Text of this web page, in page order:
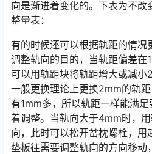
向是渐进着变化的。下表为不改
整量表：󠅅󠅃󠄵󠅂󠄪󠇖󠆨󠆨󠇕󠆞󠆒󠅬󠇘󠆭󠆘󠇙󠆝󠅵󠇗󠆭󠆁󠄐󠇗󠅹󠅸󠇖󠆍󠅳󠇖󠅹󠅰󠇖󠆌󠅹
有的时候还可以根据轨距的情况
调整轨向的目的，当轨距偏差在
可以用轨距块将轨距增大或减小
一般更换理论上更换2mm的轨
有1mm多，所以轨距一样能满
着调整。当轨向大于4mm时，
向，此时可以松开岔枕螺栓，用
垫板往需要调整轨向的方向移